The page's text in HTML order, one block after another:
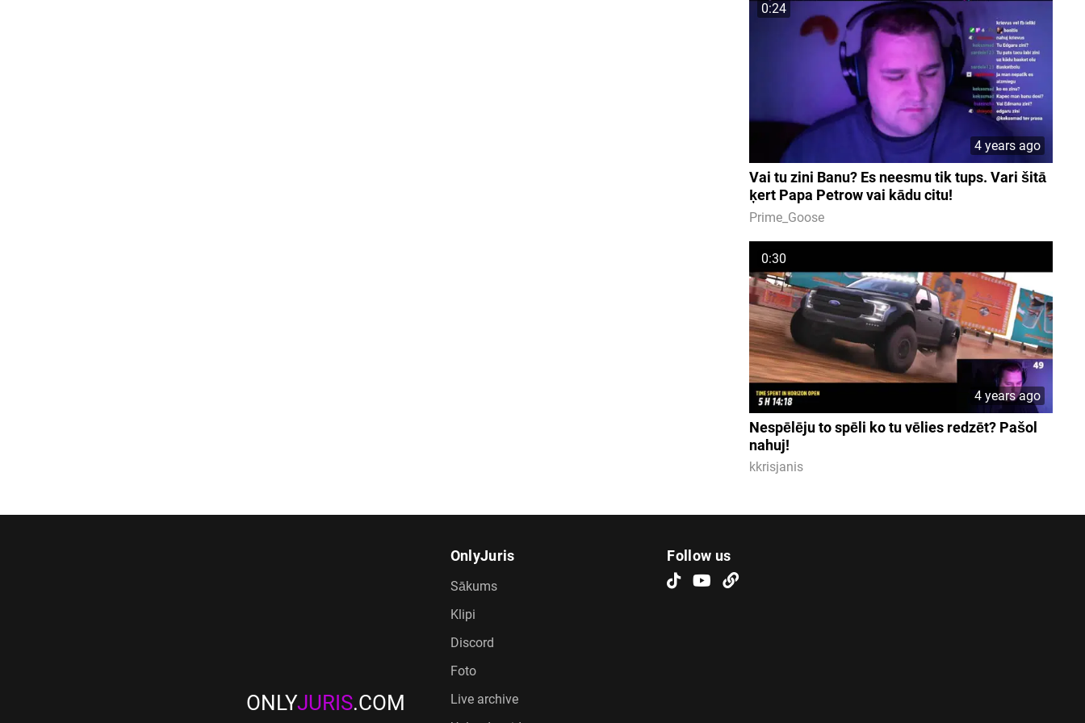
0:24
4 years ago
Vai tu zini Banu? Es neesmu tik tups. Vari šitā
ķert Papa Petrow vai kādu citu!
Prime_Goose
0:30
4 years ago
Nespēlēju to spēli ko tu vēlies redzēt? Pašol
nahuj!
kkrisjanis
ONLYJURIS.COM
OnlyJuris
Sākums
Klipi
Discord
Foto
Live archive
Follow us